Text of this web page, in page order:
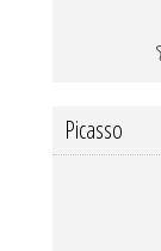
Picasso